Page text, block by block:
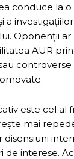
conduce la o
a
Oponenții
AUR
este cel al
mai
disensiuni
de interese.